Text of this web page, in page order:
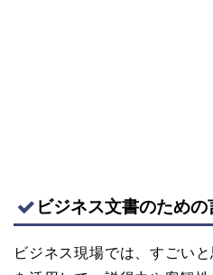
ビジネス文書のための
ビジネス現場では、すごい